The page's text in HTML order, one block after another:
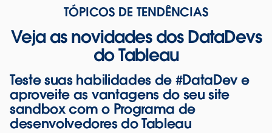
JANELA.
TÓPICOS DE TENDÊNCIAS
Veja as novidades dos DataDevs
do Tableau
Teste suas habilidades de #DataDev e
aproveite as vantagens do seu site
sandbox com o Programa de
desenvolvedores do Tableau